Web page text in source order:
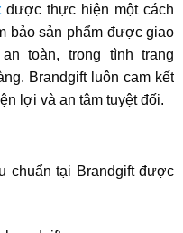
được thực hiện một cách
bảo sản phẩm được giao
toàn, trong tình trạng
Brandgift luôn cam kết
lợi và an tâm tuyệt đối.
chuẩn tại Brandgift được